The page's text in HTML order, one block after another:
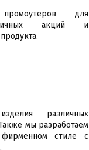
для
акций и
различных
мы разработаем
стиле с